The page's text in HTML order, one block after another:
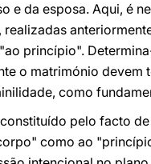
e da esposa. Aqui, é
realizadas
princípio".
o matrimónio
como
pelo facto
como ao